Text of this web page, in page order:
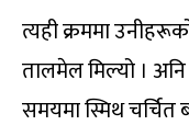
त्यही क्रममा
तालमेल मिल्यो ।
समयमा स्मिथ चर्चित